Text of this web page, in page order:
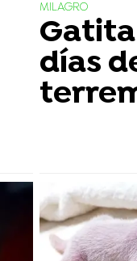
MILAGRO
días